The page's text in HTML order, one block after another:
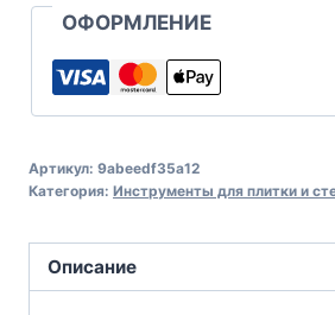
ОФОРМЛЕНИЕ
Артикул: 9abeedf35a12
Категория: Инструменты для плитки и
Описание